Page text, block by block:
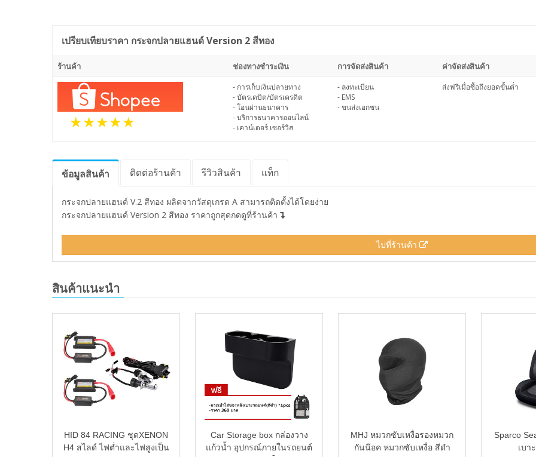
เปรียบเทียบราคา กระจกปลายแฮนด์ Version 2 สีทอง
ร้านค้า ช่องทางชำระเงิน การจัดส่งสินค้า ค่าจัดส่งสินค้า
- การเก็บเงินปลายทาง
- บัตรเดบิต/บัตรเครดิต
- โอนผ่านธนาคาร
- บริการธนาคารออนไลน์
- เคาน์เตอร์ เซอร์วิส
- ลงทะเบียน
- EMS
- ขนส่งเอกชน
ส่งฟรีเมื่อซื้อถึงยอดขั้นต่ำ
ข้อมูลสินค้า ติดต่อร้านค้า รีวิวสินค้า แท็ก
กระจกปลายแฮนด์ V.2 สีทอง ผลิตจากวัสดุเกรด A สามารถติดตั้งได้โดยง่าย
กระจกปลายแฮนด์ Version 2 สีทอง ราคาถูกสุดกดดูที่ร้านค้า
ไปที่ร้านค้า
สินค้าแนะนำ
HID 84 RACING ชุดXENON
H4 สไลด์ ไฟต่ำและไฟสูงเป็น
Car Storage box กล่องวาง
แก้วน้ำ อุปกรณ์ภายในรถยนต์
MHJ หมวกซับเหงื่อรองหมวก
กันน๊อค หมวกซับเหงื่อ สีดำ
Sparco
เบา